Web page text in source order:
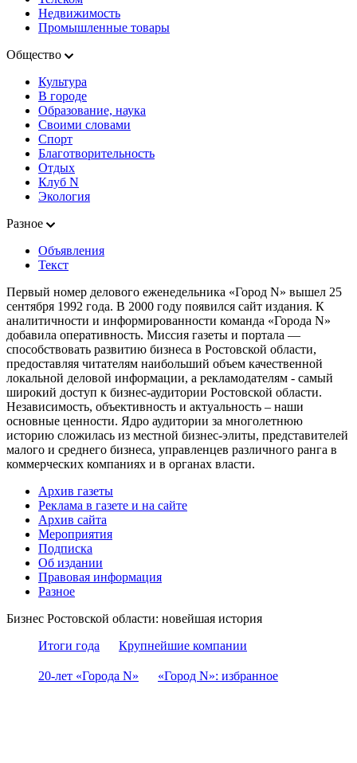
Недвижимость
Промышленные товары
Общество
Культура
В городе
Образование, наука
Своими словами
Спорт
Благотворительность
Отдых
Клуб N
Экология
Разное
Объявления
Текст
Первый номер делового еженедельника «Город N» вышел 25
сентября 1992 года. В 2000 году появился сайт издания. К
аналитичности и информированности команда «Города N»
добавила оперативность. Миссия газеты и портала —
способствовать развитию бизнеса в Ростовской области,
предоставляя читателям наибольший объем качественной
локальной деловой информации, а рекламодателям - самый
широкий доступ к бизнес-аудитории Ростовской области.
Независимость, объективность и актуальность – наши
основные ценности. Ядро аудитории за многолетнюю
историю сложилась из местной бизнес-элиты, представителей
малого и среднего бизнеса, управленцев различного ранга в
коммерческих компаниях и в органах власти.
Архив газеты
Реклама в газете и на сайте
Архив сайта
Мероприятия
Подписка
Об издании
Правовая информация
Разное
Бизнес Ростовской области: новейшая история
Итоги года
Крупнейшие компании
20-лет «Города N» «Город N»: избранное